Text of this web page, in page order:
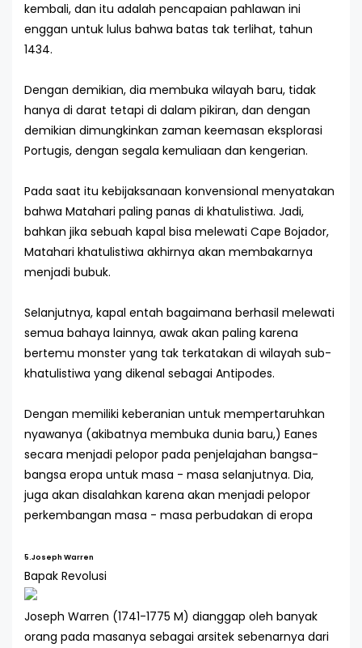
kembali, dan itu adalah pencapaian pahlawan ini
enggan untuk lulus bahwa batas tak terlihat, tahun
1434.
Dengan demikian, dia membuka wilayah baru, tidak
hanya di darat tetapi di dalam pikiran, dan dengan
demikian dimungkinkan zaman keemasan eksplorasi
Portugis, dengan segala kemuliaan dan kengerian.
Pada saat itu kebijaksanaan konvensional menyatakan
bahwa Matahari paling panas di khatulistiwa. Jadi,
bahkan jika sebuah kapal bisa melewati Cape Bojador,
Matahari khatulistiwa akhirnya akan membakarnya
menjadi bubuk.
Selanjutnya, kapal entah bagaimana berhasil melewati
semua bahaya lainnya, awak akan paling karena
bertemu monster yang tak terkatakan di wilayah sub-
khatulistiwa yang dikenal sebagai Antipodes.
Dengan memiliki keberanian untuk mempertaruhkan
nyawanya (akibatnya membuka dunia baru,) Eanes
secara menjadi pelopor pada penjelajahan bangsa-
bangsa eropa untuk masa - masa selanjutnya. Dia,
juga akan disalahkan karena akan menjadi pelopor
perkembangan masa - masa perbudakan di eropa
5.Joseph Warren
Bapak Revolusi
Joseph Warren (1741-1775 M) dianggap oleh banyak
orang pada masanya sebagai arsitek sebenarnya dari